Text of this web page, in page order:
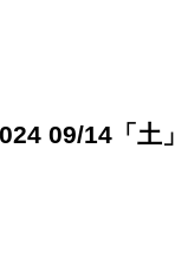
09/14「土」